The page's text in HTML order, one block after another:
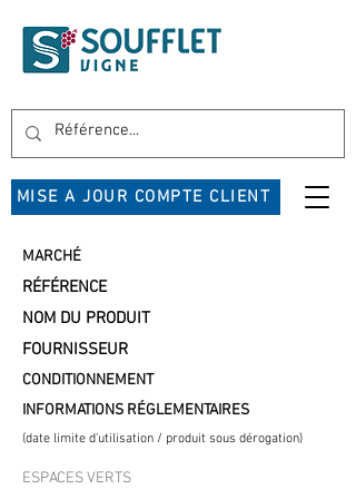
MISE A JOUR COMPTE CLIENT
MARCHÉ
RÉFÉRENCE
NOM DU PRODUIT
FOURNISSEUR
CONDITIONNEMENT
INFORMATIONS RÉGLEMENTAIRES
(date limite d'utilisation / produit sous dérogation)
ESPACES VERTS